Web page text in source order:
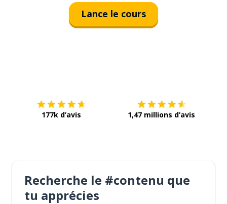
Lance le cours
177k d’avis 1,47 millions d’avis
Recherche le #contenu que
tu apprécies